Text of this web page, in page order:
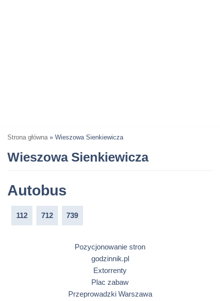
Strona główna » Wieszowa Sienkiewicza
Wieszowa Sienkiewicza
Autobus
112 712 739
Pozycjonowanie stron
godzinnik.pl
Extorrenty
Plac zabaw
Przeprowadzki Warszawa